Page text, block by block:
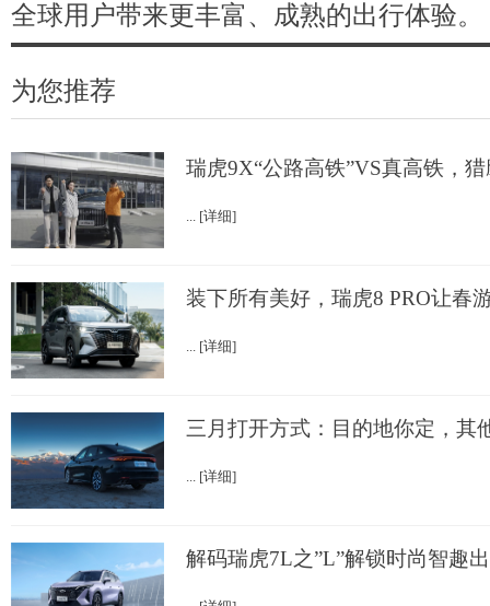
全球用户带来更丰富、成熟的出行体验。
为您推荐
瑞虎9X“公路高铁”VS真高铁，猎
... [详细]
装下所有美好，瑞虎8 PRO让春
... [详细]
三月打开方式：目的地你定，其
... [详细]
解码瑞虎7L之”L”解锁时尚智趣